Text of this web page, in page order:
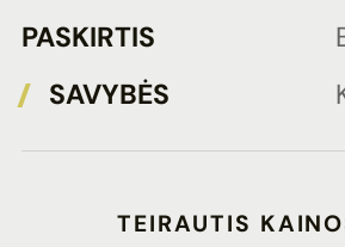
PASKIRTIS
SAVYBĖS
TEIRAUTIS